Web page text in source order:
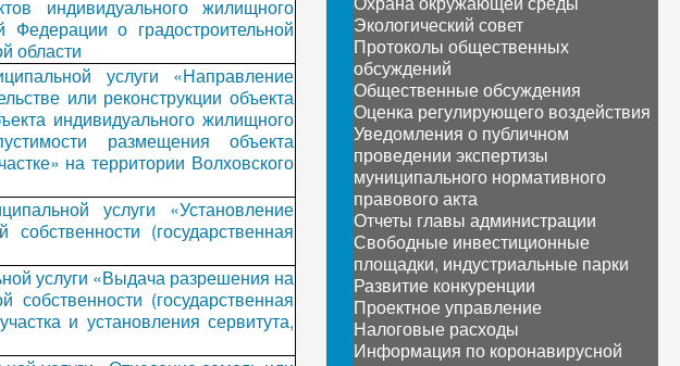
индивидуального жилищного
Федерации о градостроительной
области
услуги «Направление
или реконструкции объекта
индивидуального жилищного
размещения объекта
на территории Волховского
услуги «Установление
(государственная
услуги «Выдача разрешения на
(государственная
и установления сервитута,
Экологический совет
Протоколы общественных
обсуждений
Общественные обсуждения
Оценка регулирующего воздействия
Уведомления о публичном
проведении экспертизы
муниципального нормативного
правового акта
Отчеты главы администрации
Свободные инвестиционные
площадки, индустриальные парки
Развитие конкуренции
Проектное управление
Налоговые расходы
Информация по коронавирусной